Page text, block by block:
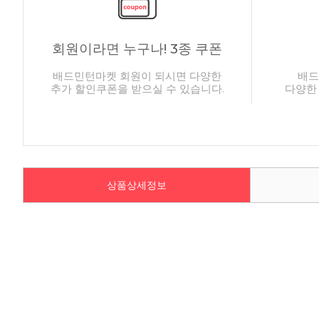
회원이라면 누구나! 3종 쿠폰
배드민턴마켓 회원이 되시면 다양한
추가 할인쿠폰을 받으실 수 있습니다.
배
다양
상품상세정보